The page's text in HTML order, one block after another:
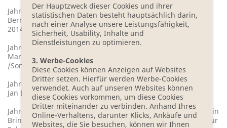
Jahrgang 2013/ 2014 – Thomas Hettche, Sebastian Stern,
Bernd Cailloux, Bettina Balàka und das Sonderstipendium
2014 erhielt Steffen Popp.
Jahrgang 2012/ 2013 – Susanne Kippenberger, Saša Stanišić,
Markus Orths, Akos Doma und Volker Harry Altwasser
/Sonderstipendium.
Jahrgang 2011/ 2012 – Dr. Peggy Mädler, Dr. Martin Beyer,
Jan Decker und Anna-Elisabeth Mayer.
Jahrgang 2010/ 2011 - Patrick Findeis, Sebastian Orlac, Martin
Brinkmann, Heide Schwochow und das Sonderstipendium für
Der Hauptzweck dieser Cookies und ihrer
statistischen Daten besteht hauptsächlich darin,
nach einer Analyse unsere Leistungsfähigkeit,
Sicherheit, Usability, Inhalte und
Dienstleistungen zu optimieren.
3. Werbe-Cookies
Diese Cookies können Anzeigen auf Websites
Dritter setzen. Hierfür werden Werbe-Cookies
verwendet. Auch auf unseren Websites können
diese Cookies vorkommen, um diese Cookies
Dritter miteinander zu verbinden. Anhand Ihres
Online-Verhaltens, darunter Klicks, Ankäufe und
Websites, die Sie besuchen, können wir Ihnen